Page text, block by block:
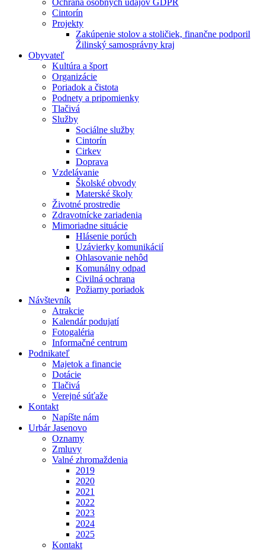
Ochrana osobných údajov GDPR
Cintorín
Projekty
Zakúpenie stolov a stoličiek, finančne podporil
Žilinský samosprávny kraj
Obyvateľ
Kultúra a šport
Organizácie
Poriadok a čistota
Podnety a pripomienky
Tlačivá
Služby
Sociálne služby
Cintorín
Cirkev
Doprava
Vzdelávanie
Školské obvody
Materské školy
Životné prostredie
Zdravotnícke zariadenia
Mimoriadne situácie
Hlásenie porúch
Uzávierky komunikácií
Ohlasovanie nehôd
Komunálny odpad
Civilná ochrana
Požiarny poriadok
Návštevník
Atrakcie
Kalendár podujatí
Fotogaléria
Informačné centrum
Podnikateľ
Majetok a financie
Dotácie
Tlačivá
Verejné súťaže
Kontakt
Napíšte nám
Urbár Jasenovo
Oznamy
Zmluvy
Valné zhromaždenia
2019
2020
2021
2022
2023
2024
2025
Kontakt